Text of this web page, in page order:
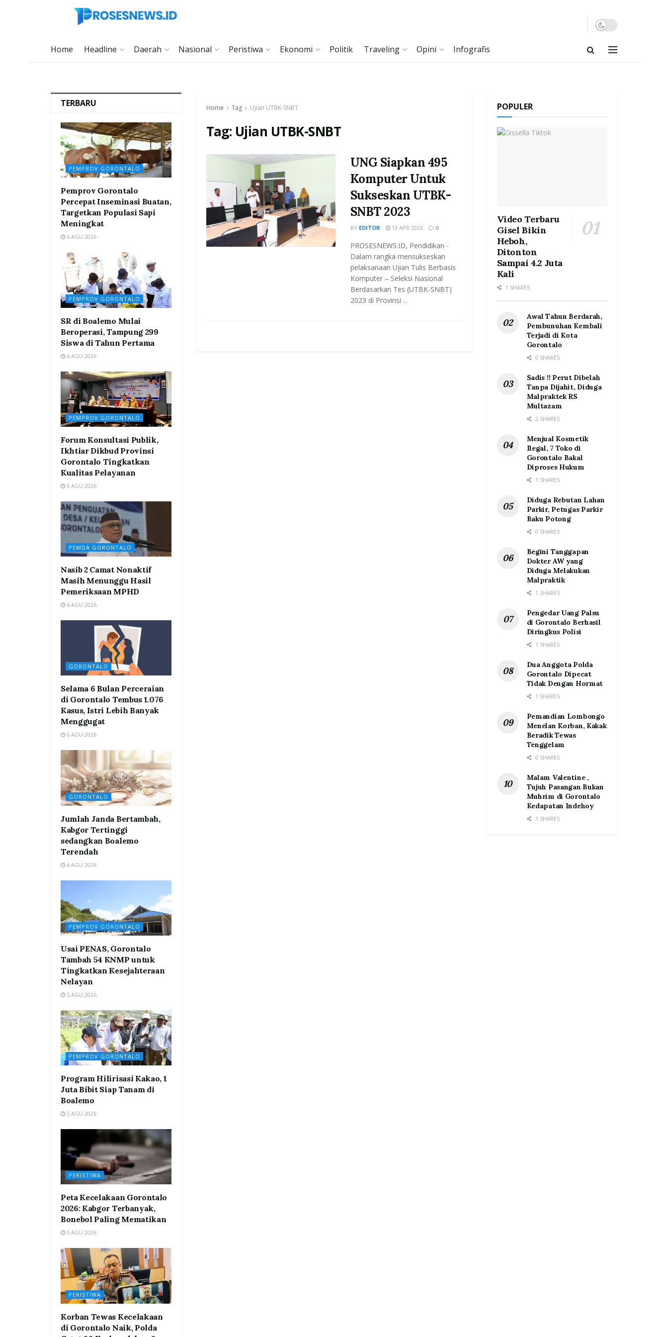
Home Headline Daerah Nasional Peristiwa Ekonomi Politik Traveling Opini Infografis
Home Tag Ujian UTBK-SNBT
Tag: Ujian UTBK-SNBT
UNG Siapkan 495
Komputer Untuk
Sukseskan UTBK-
SNBT 2023
BY EDITOR 13 APR 2023 0
PROSESNEWS.ID, Pendidikan -
Dalam rangka mensukseskan
pelaksanaan Ujian Tulis Berbasis
Komputer – Seleksi Nasional
Berdasarkan Tes (UTBK-SNBT)
2023 di Provinsi ...
TERBARU
PEMPROV GORONTALO
Pemprov Gorontalo
Percepat Inseminasi Buatan,
Targetkan Populasi Sapi
Meningkat
6 AGU 2026
PEMPROV GORONTALO
SR di Boalemo Mulai
Beroperasi, Tampung 299
Siswa di Tahun Pertama
6 AGU 2026
PEMPROV GORONTALO
Forum Konsultasi Publik,
Ikhtiar Dikbud Provinsi
Gorontalo Tingkatkan
Kualitas Pelayanan
6 AGU 2026
PEMDA GORONTALO
Nasib 2 Camat Nonaktif
Masih Menunggu Hasil
Pemeriksaan MPHD
6 AGU 2026
GORONTALO
Selama 6 Bulan Perceraian
di Gorontalo Tembus 1.076
Kasus, Istri Lebih Banyak
Menggugat
6 AGU 2026
GORONTALO
Jumlah Janda Bertambah,
Kabgor Tertinggi
sedangkan Boalemo
Terendah
6 AGU 2026
PEMPROV GORONTALO
Usai PENAS, Gorontalo
Tambah 54 KNMP untuk
Tingkatkan Kesejahteraan
Nelayan
5 AGU 2026
PEMPROV GORONTALO
Program Hilirisasi Kakao, 1
Juta Bibit Siap Tanam di
Boalemo
5 AGU 2026
PERISTIWA
Peta Kecelakaan Gorontalo
2026: Kabgor Terbanyak,
Bonebol Paling Mematikan
5 AGU 2026
PERISTIWA
Korban Tewas Kecelakaan
di Gorontalo Naik, Polda
POPULER
Video Terbaru
Gisel Bikin
Heboh,
Ditonton
Sampai 4.2 Juta
Kali
1 SHARES
Awal Tahun Berdarah,
Pembunuhan Kembali
Terjadi di Kota
Gorontalo
0 SHARES
Sadis !! Perut Dibelah
Tanpa Dijahit, Diduga
Malpraktek RS
Multazam
2 SHARES
Menjual Kosmetik
Ilegal, 7 Toko di
Gorontalo Bakal
Diproses Hukum
1 SHARES
Diduga Rebutan Lahan
Parkir, Petugas Parkir
Baku Potong
0 SHARES
Begini Tanggapan
Dokter AW yang
Diduga Melakukan
Malpraktik
1 SHARES
Pengedar Uang Palsu
di Gorontalo Berhasil
Diringkus Polisi
1 SHARES
Dua Anggota Polda
Gorontalo Dipecat
Tidak Dengan Hormat
1 SHARES
Pemandian Lombongo
Menelan Korban, Kakak
Beradik Tewas
Tenggelam
0 SHARES
Malam Valentine ,
Tujuh Pasangan Bukan
Muhrim di Gorontalo
Kedapatan Indehoy
1 SHARES